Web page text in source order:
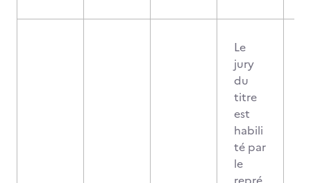
Le
jury
du
titre
est
habili
té par
le